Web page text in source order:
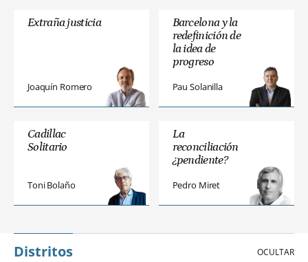
Extraña justicia
Joaquín Romero
Barcelona y la
redefinición de
la idea de
progreso
Pau Solanilla
Cadillac
Solitario
Toni Bolaño
La
reconciliación
¿pendiente?
Pedro Miret
Distritos